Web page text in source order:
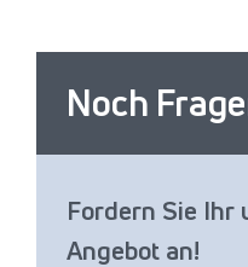
Noch
Fordern Sie Ihr
Angebot an!